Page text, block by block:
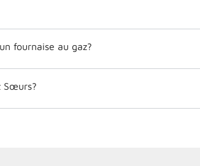
fournaise au gaz?
Sœurs?